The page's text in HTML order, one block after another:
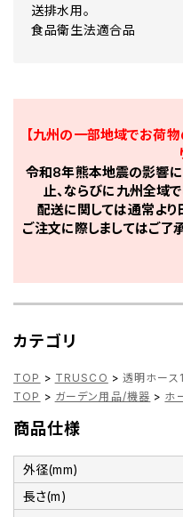
送排水用。
食品衛生法適合品
【九州の一部地域でお荷
令和8年熊本地震の影響に
止、ならびに九州全域
配送に関しては通常より
ご注文に際しましてはご了
カテゴリ
TOP > TRUSCO > 透明ホー
TOP > ガーデン用品/機器 > ホ
商品仕様
外径(mm)
長さ(m)